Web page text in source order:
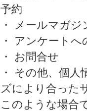
予約
・ メールマガ
・ アンケートへ
・ お問合せ
・ その他、個
ズにより合った
このような場合